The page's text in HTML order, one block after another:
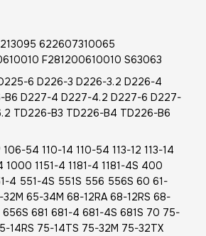
622607310065
F281200610010 S63063
6 D226-3 D226-3.2 D226-4
D227-4 D227-4.2 D227-6 D227-
TD226-B3 TD226-B4 TD226-B6
54 110-14 110-54 113-12 113-14
1151-4 1181-4 1181-4S 400
4 551-4S 551S 556 556S 60 61-
32M 65-34M 68-12RA 68-12RS 68-
681 681-4 681-4S 681S 70 75-
14RS 75-14TS 75-32M 75-32TX